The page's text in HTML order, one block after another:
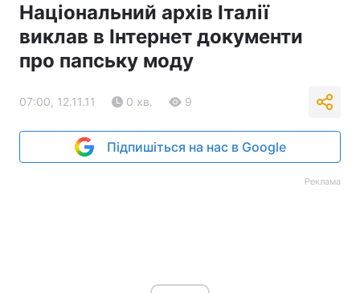
Національний архів Італії
виклав в Інтернет документи
про папську моду
07:00, 12.11.11 0 хв. 9
Підпишіться на нас в Google
Реклама